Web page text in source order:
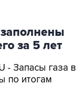
за 5 лет
- Запасы газа в
по итогам